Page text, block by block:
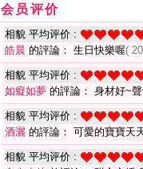
会员评价
相貌 平均评价 :
皓晨 的評論： 生日快樂喔(
相貌 平均评价 :
如癡如夢 的評論： 身材好~
相貌 平均评价 :
酒灑 的評論： 可愛的寶寶天
相貌 平均评价 :